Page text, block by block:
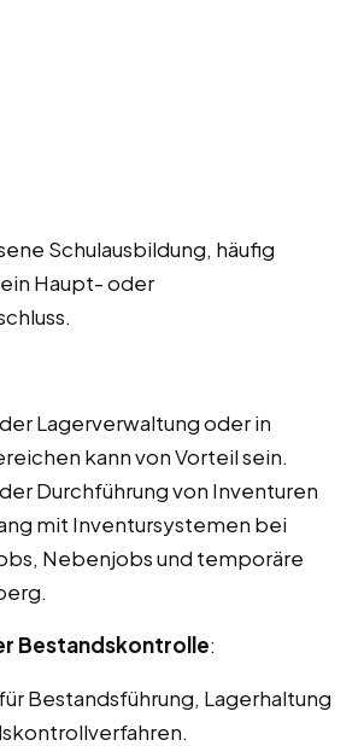
Schulausbildung, häufig
Haupt- oder
Lagerverwaltung oder in
kann von Vorteil sein.
Durchführung von Inventuren
mit Inventursystemen bei
Nebenjobs und temporäre
Bestandskontrolle:
Bestandsführung, Lagerhaltung